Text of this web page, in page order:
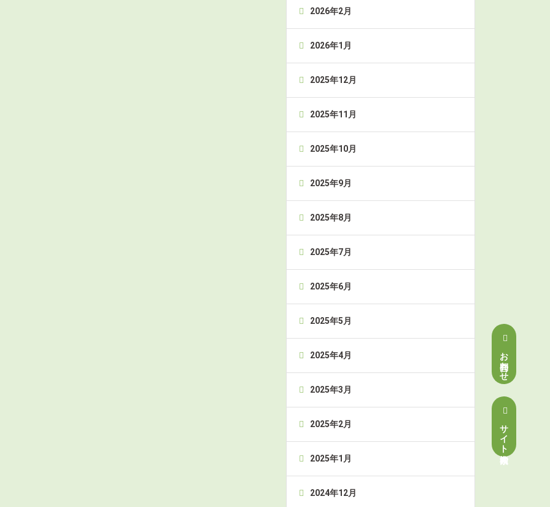
お問合わせ
サイト内検索
2026年2月
2026年1月
2025年12月
2025年11月
2025年10月
2025年9月
2025年8月
2025年7月
2025年6月
2025年5月
2025年4月
2025年3月
2025年2月
2025年1月
2024年12月